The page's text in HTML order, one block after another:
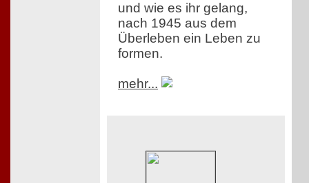
und wie es ihr gelang,
nach 1945 aus dem
Überleben ein Leben zu
formen.
mehr...